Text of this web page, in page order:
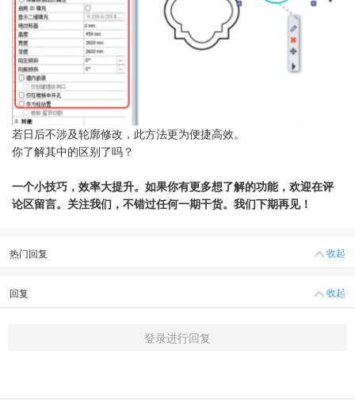
若日后不涉及轮廓修改 ， 此方法更为便捷高效。
你了解其中的区别了吗？
一个小技巧，效率大提升。如果你有更多想了解的功能，欢迎在评
论区留言。关注我们，不错过任何一期干货。我们下期再见！
热门回复 收起
回复 收起
登录进行回复